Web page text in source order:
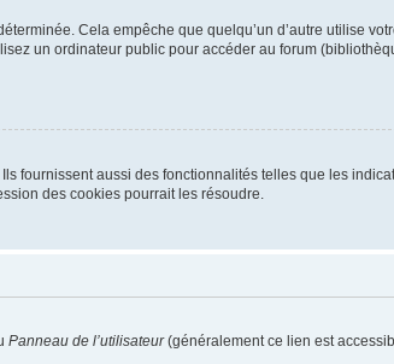
Cela empêche que quelqu’un d’autre utilise
un ordinateur public pour accéder au forum
fournissent aussi des fonctionnalités telles que les
des cookies pourrait les résoudre.
Panneau de l’utilisateur(généralement ce lien est